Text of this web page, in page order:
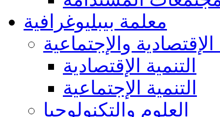
معلمة بيبليوغرافية
الإقتصادية والإجتماعية
التنمية الإقتصادية
التنمية الإجتماعية
العلوم والتكنولوجيا